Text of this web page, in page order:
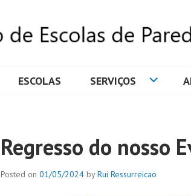
ESCOLAS SERVIÇOS
Regresso do nosso
Posted on 01/05/2024 byRui Ressurreicao